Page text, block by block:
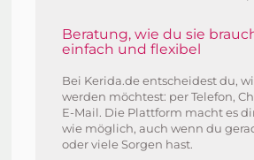
Beratung, wie du sie
einfach und flexibel
Bei Kerida.de entscheidest du,
werden möchtest: per Telefon,
E‑Mail. Die Plattform macht es
wie möglich, auch wenn du
oder viele Sorgen hast.